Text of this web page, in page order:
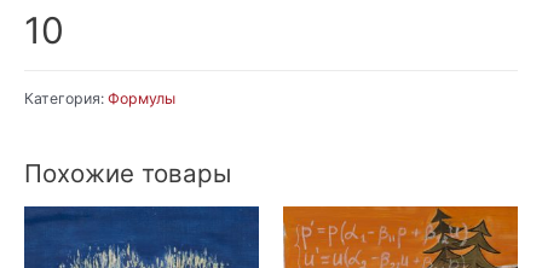
10
Категория: Формулы
Похожие товары